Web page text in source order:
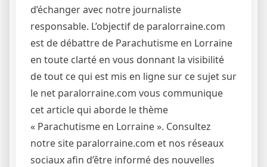
d’échanger avec notre journaliste
responsable. L’objectif de paralorraine.com
est de débattre de Parachutisme en Lorraine
en toute clarté en vous donnant la visibilité
de tout ce qui est mis en ligne sur ce sujet sur
le net paralorraine.com vous communique
cet article qui aborde le thème
« Parachutisme en Lorraine ». Consultez
notre site paralorraine.com et nos réseaux
sociaux afin d’être informé des nouvelles